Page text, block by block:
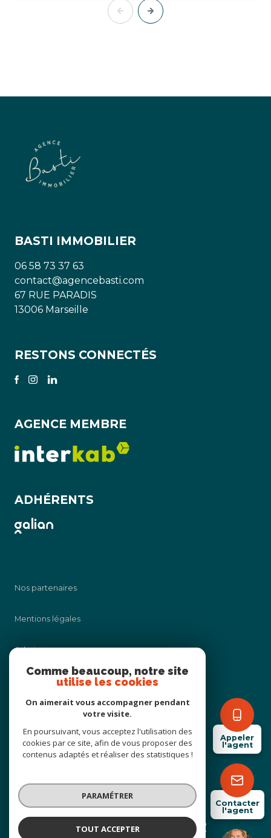
Appeler
l'agent
Contacter
l'agent
BASTI IMMOBILIER
06 58 73 37 63
contact@agencebasti.com
67 RUE PARADIS
13006 Marseille
RESTONS CONNECTÉS
AGENCE MEMBRE
ADHÉRENTS
Nos partenaires
Mentions légales
Admin
Nos honoraires
Cookies
© 2026 | Tous droits réservés
Réalisé par
Comme beaucoup, notre site
utilise les cookies
On aimerait vous accompagner pendant
votre visite.
En poursuivant, vous acceptez l'utilisation des
cookies par ce site, afin de vous proposer des
contenus adaptés et réaliser des statistiques !
PARAMÉTRER
TOUT ACCEPTER